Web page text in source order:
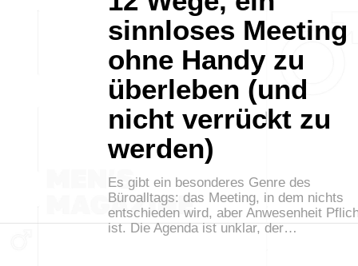
sinnloses Meeting
ohne Handy zu
überleben (und
nicht verrückt zu
werden)
Es gibt ein besonderes Genre des
Büroalltags: das Meeting, in dem nichts
entschieden wird, aber Anwesenheit
ist. Die Agenda ist unklar, der…